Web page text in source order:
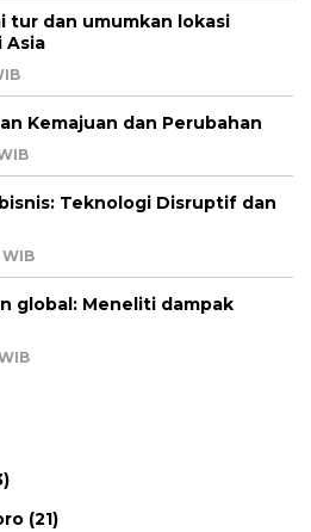
tur dan umumkan lokasi
Asia
Kemajuan dan Perubahan
Teknologi Disruptif dan
global: Meneliti dampak
(21)